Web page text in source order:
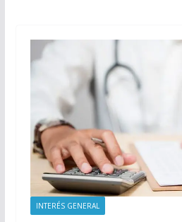
INTERÉS GENERAL